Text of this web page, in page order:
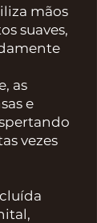
mãos
suaves,
as
e
vezes